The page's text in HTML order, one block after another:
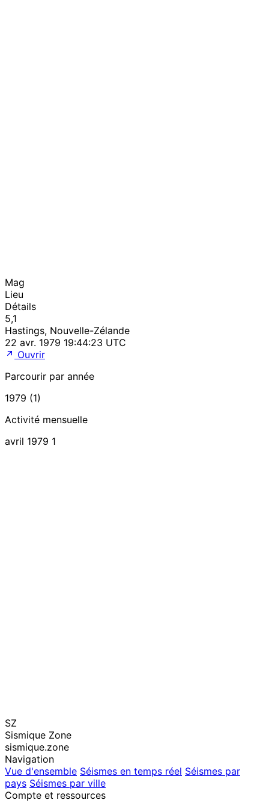
Mag
Lieu
Détails
5,1
Hastings, Nouvelle-Zélande
22 avr. 1979 19:44:23 UTC
Ouvrir
Parcourir par année
1979 (1)
Activité mensuelle
avril 1979 1
SZ
Sismique Zone
sismique.zone
Navigation
Vue d'ensemble Séismes en temps réel Séismes par
pays Séismes par ville
Compte et ressources